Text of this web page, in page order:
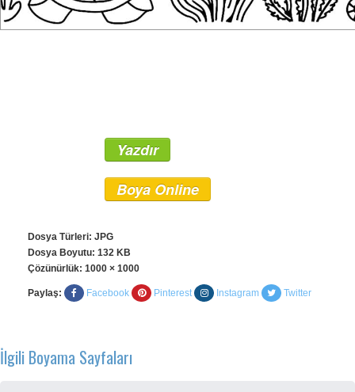
Yazdır
Boya Online
Dosya Türleri: JPG
Dosya Boyutu: 132 KB
Çözünürlük: 1000 × 1000
Paylaş: Facebook Pinterest Instagram Twitter
İlgili Boyama Sayfaları